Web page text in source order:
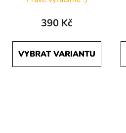
390 Kč
VYBRAT VARIANTU